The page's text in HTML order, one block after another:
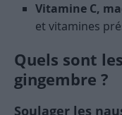
Vitamine C,
et vitamines
Quels sont
gingembre ?
Soulager les